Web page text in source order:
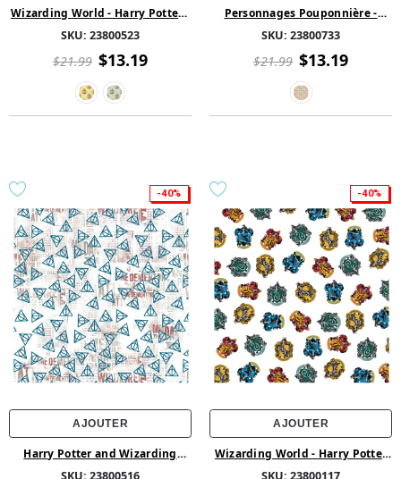
Wizarding World - Harry Potter -
SKU: 23800523
$21.99 $13.19
Personnages Pouponnière -
SKU: 23800733
$21.99 $13.19
-40%
AJOUTER
Harry Potter and Wizarding
SKU: 23800516
-40%
AJOUTER
Wizarding World - Harry Potter
SKU: 23800117